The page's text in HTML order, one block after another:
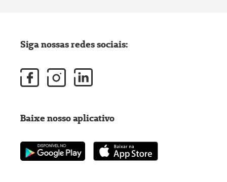
Siga nossas redes sociais:
Baixe nosso aplicativo